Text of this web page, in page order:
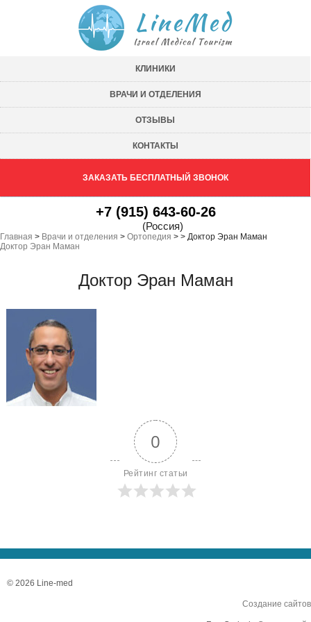
КЛИНИКИ
ВРАЧИ И ОТДЕЛЕНИЯ
ОТЗЫВЫ
КОНТАКТЫ
ЗАКАЗАТЬ БЕСПЛАТНЫЙ ЗВОНОК
+7 (915) 643-60-26
(Россия)
Главная > Врачи и отделения > Ортопедия >
Доктор Эран Маман
> Доктор Эран Маман
Доктор Эран Маман
0
Рейтинг статьи
© 2026 Line-med
Создание сайтов